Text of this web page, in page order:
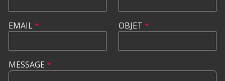
EMAIL* OBJET *
MESSAGE *